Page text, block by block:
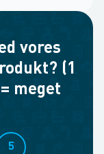
vores
(1
meget
5